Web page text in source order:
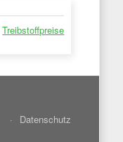
Treibstoffpreise
Datenschutz